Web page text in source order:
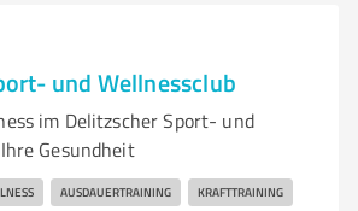
und Wellnessclub
im Delitzscher Sport- und
Gesundheit
AUSDAUERTRAINING KRAFTTRAINING